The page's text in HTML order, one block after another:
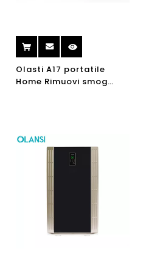
Olasti A17 portatile
Home Rimuovi smog